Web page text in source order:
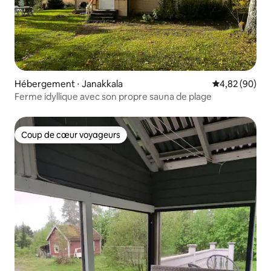
Hébergement ⋅ Janakkala Évaluation
4,82 (90)
Ferme idyllique avec son propre sauna de plage
Coup de cœur voyageurs
Coup de cœur voyageurs